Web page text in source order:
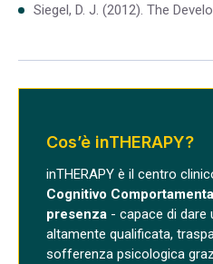
Siegel, D. J. (2012). The
Cos’è inTHERAPY?
inTHERAPY è il centro
Cognitivo
presenza - capace di dare
altamente qualificata,
sofferenza psicologica